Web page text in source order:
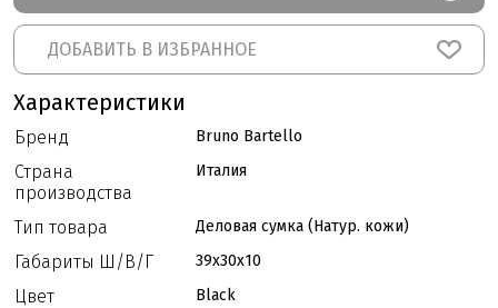
ДОБАВИТЬ В ИЗБРАННОЕ
Характеристики
Бренд Bruno Bartello
Страна
производства
Италия
Тип товара Деловая сумка (Натур. кожи)
Габариты Ш/В/Г 39x30x10
Цвет Black